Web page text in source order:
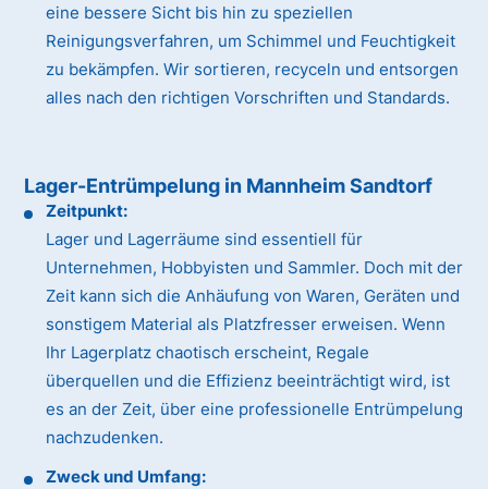
eine bessere Sicht bis hin zu speziellen
Reinigungsverfahren, um Schimmel und Feuchtigkeit
zu bekämpfen. Wir sortieren, recyceln und entsorgen
alles nach den richtigen Vorschriften und Standards.
Lager-Entrümpelung in Mannheim Sandtorf
Zeitpunkt:
Lager und Lagerräume sind essentiell für
Unternehmen, Hobbyisten und Sammler. Doch mit der
Zeit kann sich die Anhäufung von Waren, Geräten und
sonstigem Material als Platzfresser erweisen. Wenn
Ihr Lagerplatz chaotisch erscheint, Regale
überquellen und die Effizienz beeinträchtigt wird, ist
es an der Zeit, über eine professionelle Entrümpelung
nachzudenken.
Zweck und Umfang: